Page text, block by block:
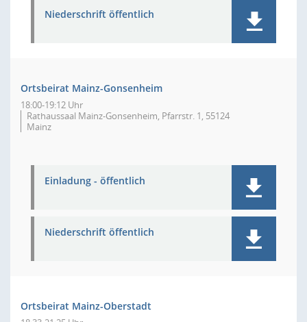
Niederschrift öffentlich
Ortsbeirat Mainz-Gonsenheim
18:00-19:12 Uhr
Rathaussaal Mainz-Gonsenheim, Pfarrstr. 1, 55124
Mainz
Einladung - öffentlich
Niederschrift öffentlich
Ortsbeirat Mainz-Oberstadt